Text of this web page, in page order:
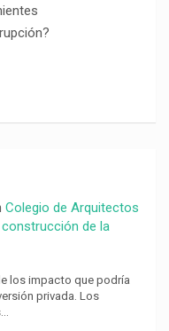
Colegio de Arquitectos
de la
los impacto que podría
privada. Los